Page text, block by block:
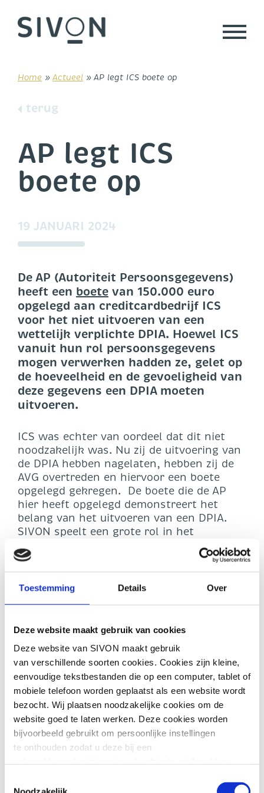
Toestemming Details Over
Deze website maakt gebruik van cookies
Deze website van SIVON maakt gebruik
van verschillende soorten cookies. Cookies zijn kleine,
eenvoudige tekstbestanden die op een computer, tablet of
mobiele telefoon worden geplaatst als een website wordt
bezocht. Wij plaatsen noodzakelijke cookies om de
website goed te laten werken. Deze cookies worden
bijvoorbeeld gebruikt om persoonlijke instellingen
te onthouden zodat u deze bij een
content
Home » Actueel » AP legt ICS boete op
terug
AP legt ICS
boete op
19 JANUARI 2024
De AP (Autoriteit Persoonsgegevens)
heeft een boete van 150.000 euro
opgelegd aan creditcardbedrijf ICS
voor het niet uitvoeren van een
wettelijk verplichte DPIA. Hoewel ICS
vanuit hun rol persoonsgegevens
mogen verwerken hadden ze, gelet op
de hoeveelheid en de gevoeligheid van
deze gegevens een DPIA moeten
uitvoeren.
ICS was echter van oordeel dat dit niet
noodzakelijk was. Nu zij de uitvoering van
de DPIA hebben nagelaten, hebben zij de
AVG overtreden en hiervoor een boete
opgelegd gekregen. De boete die de AP
hier heeft opgelegd demonstreert het
belang van het uitvoeren van een DPIA.
SIVON speelt een grote rol in het
ondersteunen van scholen om op tijd hun
eigen digitale veiligheid op orde te hebben.
In hetDepartementaal Informatieplan
OCW 2023-2028
wordt SIVON aangewezen
wijzen op de lokale risico’s. Het
uitvoeren van een DPIA, in het bijzonder
wanneer het gaat om de grootschalige
verwerking van persoonsgegevens van
kinderen, niet alleen verstandig maar ook
noodzakelijk is.
Ook scholen zijn volgens de wet verplicht
om hun informatiebeveiliging en privacy
(IBP) op orde te hebben. Zij moeten